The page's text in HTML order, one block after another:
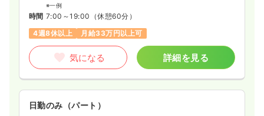
※一例
時間 7:00～19:00 （休憩60分）
4週8休以上
月給33万円以上可
気になる 詳細を見る
日勤のみ（パート）